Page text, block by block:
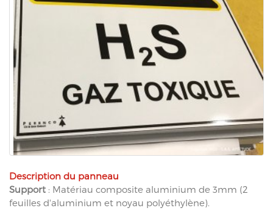
Description du panneau
Support : Matériau composite aluminium de 3mm (2
feuilles d'aluminium et noyau polyéthylène).